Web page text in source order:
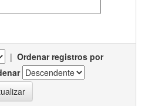
| Ordenar registros por